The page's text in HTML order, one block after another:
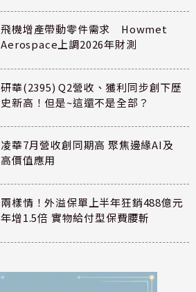
飛機增產帶動零件需求 Howmet
Aerospace上調2026年財測
研華(2395) Q2營收、獲利同步創下歷
史新高！但是~這還不是全部？
凌華7月營收創同期高 聚焦邊緣AI及
高價值應用
兩樣情！外溢保單上半年狂銷488億元
年增1.5倍 實物給付型保費腰斬